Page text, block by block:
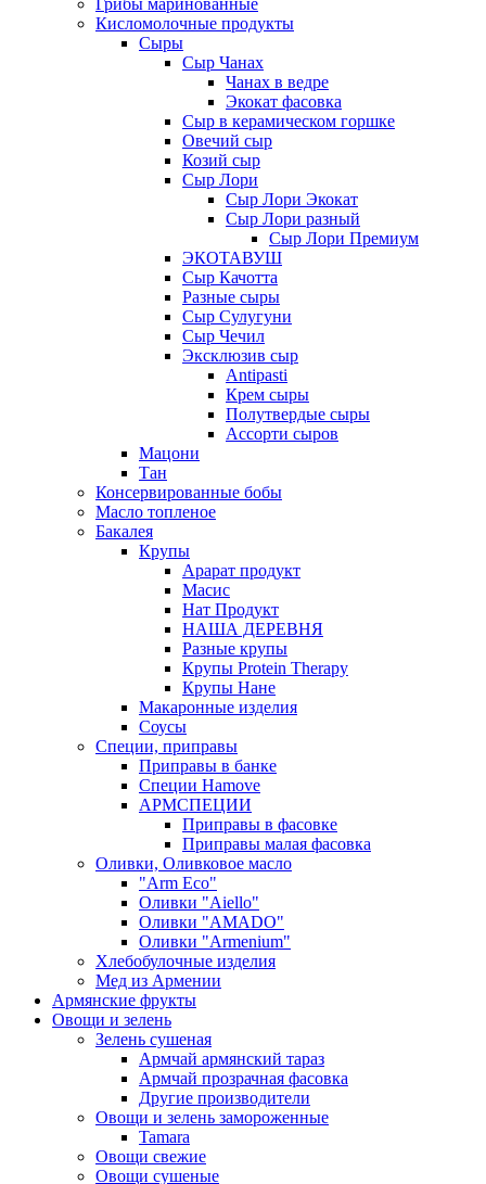
Грибы маринованные
Кисломолочные продукты
Сыры
Сыр Чанах
Чанах в ведре
Экокат фасовка
Сыр в керамическом горшке
Овечий сыр
Козий сыр
Сыр Лори
Сыр Лори Экокат
Сыр Лори разный
Сыр Лори Премиум
ЭКОТАВУШ
Сыр Качотта
Разные сыры
Сыр Сулугуни
Сыр Чечил
Эксклюзив сыр
Antipasti
Крем сыры
Полутвердые сыры
Ассорти сыров
Мацони
Тан
Консервированные бобы
Масло топленое
Бакалея
Крупы
Арарат продукт
Масис
Нат Продукт
НАША ДЕРЕВНЯ
Разные крупы
Крупы Protein Therapy
Крупы Нане
Макаронные изделия
Соусы
Специи, приправы
Приправы в банке
Специи Hamove
АРМСПЕЦИИ
Приправы в фасовке
Приправы малая фасовка
Оливки, Оливковое масло
"Arm Eco"
Оливки "Aiello"
Оливки "AMADO"
Оливки "Armenium"
Хлебобулочные изделия
Мед из Армении
Армянские фрукты
Овощи и зелень
Зелень сушеная
Армчай армянский тараз
Армчай прозрачная фасовка
Другие производители
Овощи и зелень замороженные
Tamara
Овощи свежие
Овощи сушеные